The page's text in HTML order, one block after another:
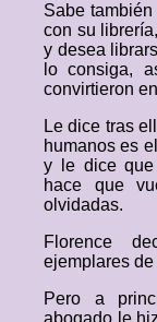
Sabe
con su
y desea
lo consiga,
convirtieron
Le dice tras
humanos es
y le dice que
hace que
olvidadas.
Florence
ejemplares
Pero a
abogado le